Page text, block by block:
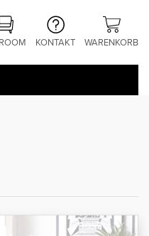
KONTAKT WARENKORB